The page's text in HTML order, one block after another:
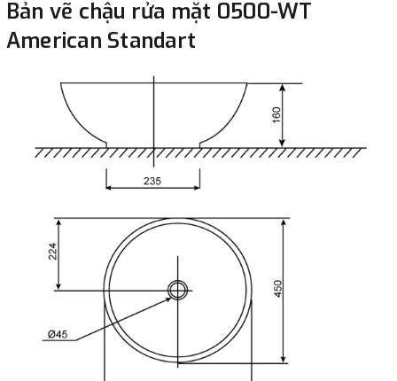
Bản vẽ chậu rửa mặt 0500-WT
American Standart